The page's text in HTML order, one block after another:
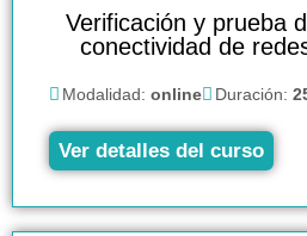
Verificación y prueba
conectividad de
Modalidad: online Duración:
Ver detalles del curso